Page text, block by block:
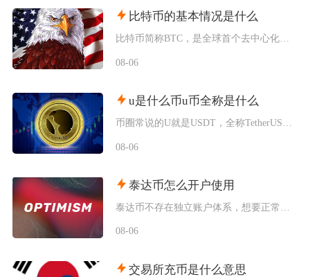
比特币的基本情况是什么
08-06
u是什么币u币全称是什么
08-06
泰达币怎么开户使用
08-06
交易所充币是什么意思